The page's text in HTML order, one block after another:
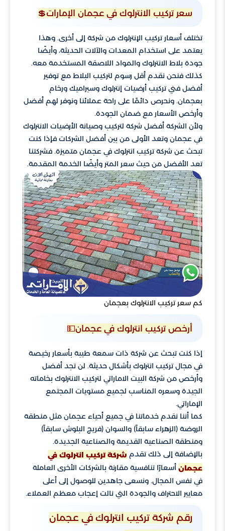
سعر تركيب الانترلوك في عجمان الإمارات💲
تختلف أسعار تركيب الإنترلوك من شركة إلى أخرى. وهذا
يعتمد على استخدام المعدات والآلات الحديثة، وأيضًا
جودة بلاط الانترلوك والمواد اللاصقة المستخدمة معه.
كذلك فنحن نقدم أقل رسوم لتركيب البلاط مع توفير
أفضل فني تركيب أرضيات إنترلوك وسيراميك ورخام
بعجمان. ونحرص دائمًا على راحة عملائنا ونوفر لهم أفضل
وأرخص الأسعار مع ضمان الجودة.
ولأن الشركة أفضل شركة لتركيب وصيانة الأرضيات الانترلوك
في عجمان وتعد الأولى من بين أفضل الشركات فإذا كنت
تبحث عن شركة تركيب انترلوك في عجمان متميزة. فشركتنا
تعد الأفضل من حيث سعر المتر وأيضًا الخدمة المقدمة.
كم سعر تركيب الانترلوك بعجمان
أرخص تركيب انترلوك في عجمان💵
إذا كنت تبحث عن شركة ذات سمعة طيبة بأسعار رخيصة
في مجال تركيب انترلوك بأشكال حديثة. لن تجد أفضل
وأرخص من شركة البيت الاماراتي لتركيب الانترلوك بخاماته
الجيدة وسعره المناسب لجميع مستويات المجتمع
الإماراتي.
كما أننا نقدم خدماتنا في جميع أحياء عجمان مثل منطقة
الروضة (الزهراء سابقاً) والسوان (فريج البلوش سابقاً)
ومنطقة الصناعية القديمة والصناعية الجديدة.
بالإضافة إلى ذلك تقدم شركة تركيب انترلوك في
عجمان أسعارًا تنافسية مقارنة بالشركات الأخرى العاملة
في نفس المجال. ونسعى جاهدين للوصول إلى أعلى
معايير الاحتراف والجودة التي نالت إعجاب معظم العملاء.
رقم شركة تركيب انترلوك في عجمان